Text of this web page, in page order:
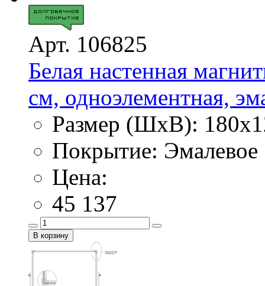
Арт. 106825
Белая настенная
см, одноэлементная,
Размер (ШхВ):
Покрытие: Эмалевое
Цена:
45 137